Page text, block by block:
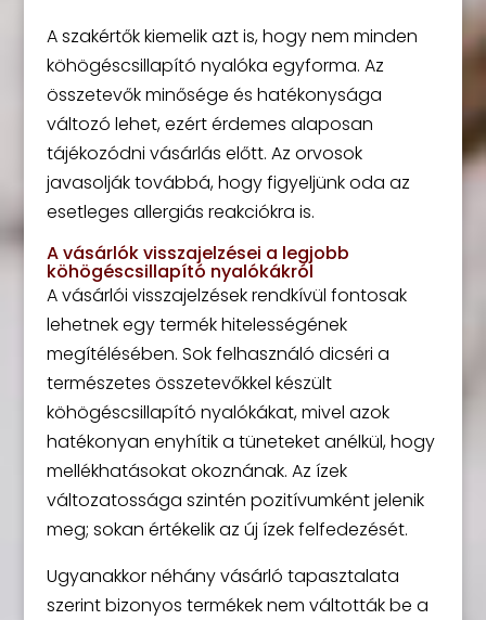
A szakértők kiemelik azt is, hogy nem minden
köhögéscsillapító nyalóka egyforma. Az
összetevők minősége és hatékonysága
változó lehet, ezért érdemes alaposan
tájékozódni vásárlás előtt. Az orvosok
javasolják továbbá, hogy figyeljünk oda az
esetleges allergiás reakciókra is.
A vásárlók visszajelzései a legjobb
köhögéscsillapító nyalókákról
A vásárlói visszajelzések rendkívül fontosak
lehetnek egy termék hitelességének
megítélésében. Sok felhasználó dicséri a
természetes összetevőkkel készült
köhögéscsillapító nyalókákat, mivel azok
hatékonyan enyhítik a tüneteket anélkül, hogy
mellékhatásokat okoznának. Az ízek
változatossága szintén pozitívumként jelenik
meg; sokan értékelik az új ízek felfedezését.
Ugyanakkor néhány vásárló tapasztalata
szerint bizonyos termékek nem váltották be a